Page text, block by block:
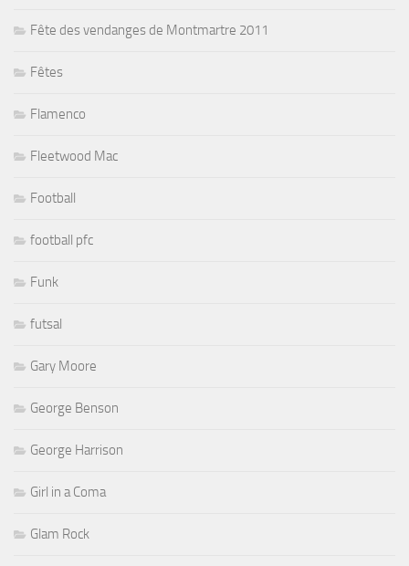
Fête des vendanges de Montmartre 2011
Fêtes
Flamenco
Fleetwood Mac
Football
football pfc
Funk
futsal
Gary Moore
George Benson
George Harrison
Girl in a Coma
Glam Rock